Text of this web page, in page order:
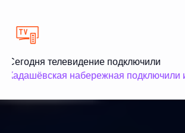
Сегодня телевидение подключили
Кадашёвская набережная подключили